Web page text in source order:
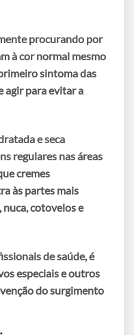
procurando por
à cor normal mesmo
sintoma das
agir para evitar a
e seca
regulares nas áreas
cremes
às partes mais
cotovelos e
de saúde, é
especiaise outros
do surgimento